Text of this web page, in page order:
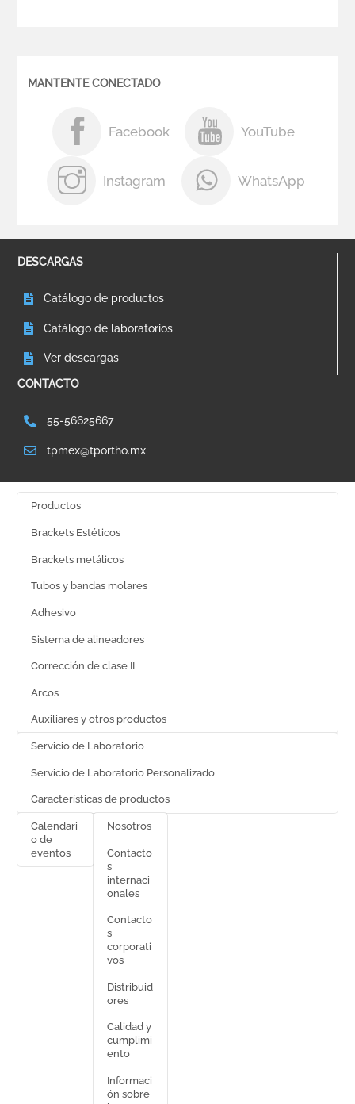
MANTENTE CONECTADO
Facebook YouTube
Instagram WhatsApp
DESCARGAS
Catálogo de productos
Catálogo de laboratorios
Ver descargas
CONTACTO
55-56625667
tpmex@tportho.mx
Productos
Brackets Estéticos
Brackets metálicos
Tubos y bandas molares
Adhesivo
Sistema de alineadores
Corrección de clase II
Arcos
Auxiliares y otros productos
Servicio de Laboratorio
Servicio de Laboratorio Personalizado
Características de productos
Calendari
o de
eventos
Nosotros
Contacto
s
internaci
onales
Contacto
s
corporati
vos
Distribuid
ores
Calidad y
cumplimi
ento
Informaci
ón sobre